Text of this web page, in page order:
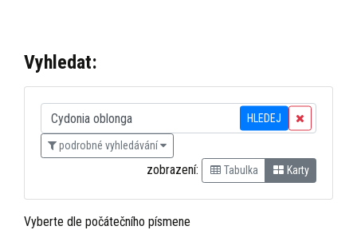
Vyhledat:
HLEDEJ
podrobné vyhledávání
zobrazení: Tabulka Karty
Vyberte dle počátečního písmene